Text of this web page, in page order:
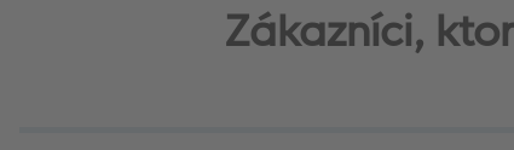
Zákazníci,